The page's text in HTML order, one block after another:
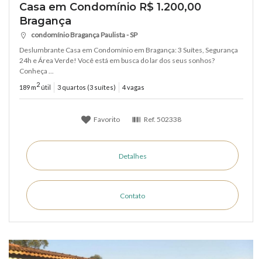
Casa em Condomínio R$ 1.200,00
Bragança
condomínio Bragança Paulista - SP
Deslumbrante Casa em Condomínio em Bragança: 3 Suítes, Segurança
24h e Área Verde! Você está em busca do lar dos seus sonhos?
Conheça ...
189 m2 útil 3 quartos (3 suítes) 4 vagas
Favorito Ref. 502338
Detalhes
Contato